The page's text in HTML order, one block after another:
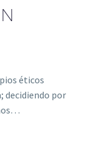
éticos
decidiendo por